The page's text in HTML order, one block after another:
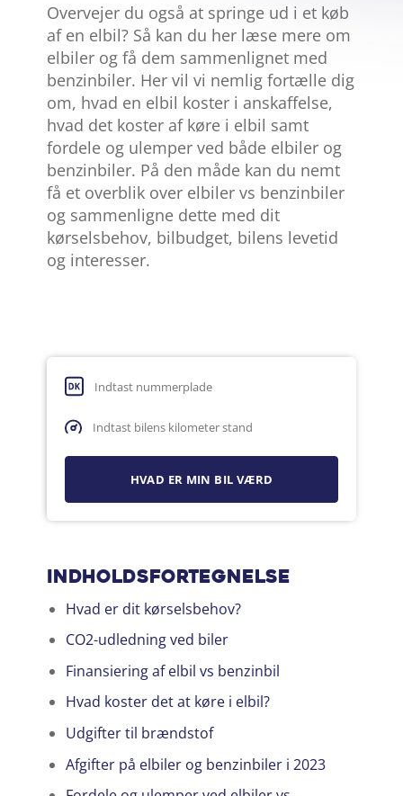
Overvejer du også at springe ud i et køb
af en elbil? Så kan du her læse mere om
elbiler og få dem sammenlignet med
benzinbiler. Her vil vi nemlig fortælle dig
om, hvad en elbil koster i anskaffelse,
hvad det koster af køre i elbil samt
fordele og ulemper ved både elbiler og
benzinbiler. På den måde kan du nemt
få et overblik over elbiler vs benzinbiler
og sammenligne dette med dit
kørselsbehov, bilbudget, bilens levetid
og interesser.
Indholdsfortegnelse
Hvad er dit kørselsbehov?
CO2-udledning ved biler
Finansiering af elbil vs benzinbil
Hvad koster det at køre i elbil?
Udgifter til brændstof
Afgifter på elbiler og benzinbiler i 2023